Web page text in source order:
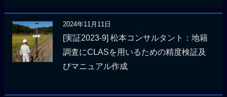
2024年11月11日
[実証2023-9] 松本コンサルタント：地籍
調査にCLASを用いるための精度検証及
びマニュアル作成